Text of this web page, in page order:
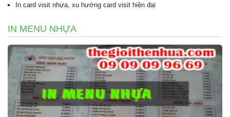
In card visit nhựa, xu hướng card visit hiện đại
IN MENU NHỰA